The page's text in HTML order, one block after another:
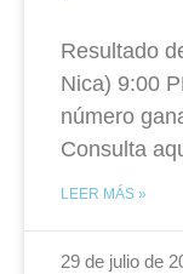
Resultado
Nica) 9:00
número
Consulta
LEER MÁS »
29 de julio de